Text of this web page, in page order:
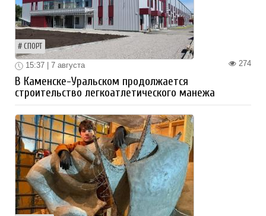
СПОРТ
274
15:37 | 7 августа
В Каменске-Уральском продолжается
строительство легкоатлетического манежа